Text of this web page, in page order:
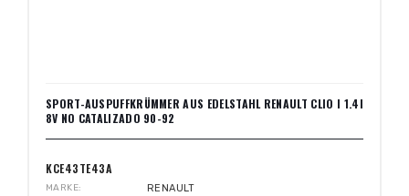
SPORT-AUSPUFFKRÜMMER AUS EDELSTAHL RENAULT CLIO I 1.4I
8V NO CATALIZADO 90-92
KCE43TE43A
MARKE RENAULT